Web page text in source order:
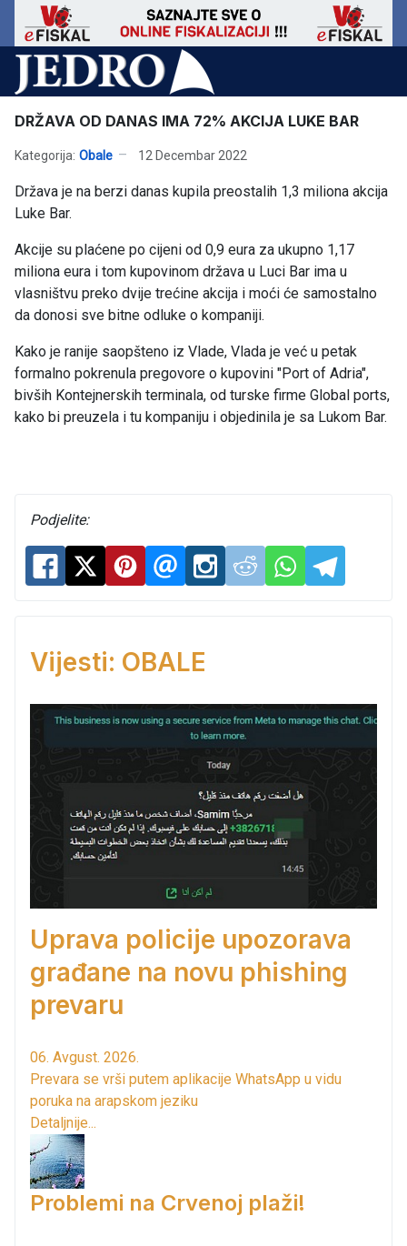
DRŽAVA OD DANAS IMA 72% AKCIJA LUKE BAR
Kategorija: Obale 12 Decembar 2022
Država je na berzi danas kupila preostalih 1,3 miliona akcija
Luke Bar.
Akcije su plaćene po cijeni od 0,9 eura za ukupno 1,17
miliona eura i tom kupovinom država u Luci Bar ima u
vlasništvu preko dvije trećine akcija i moći će samostalno
da donosi sve bitne odluke o kompaniji.
Kako je ranije saopšteno iz Vlade, Vlada je već u petak
formalno pokrenula pregovore o kupovini "Port of Adria",
bivših Kontejnerskih terminala, od turske firme Global ports,
kako bi preuzela i tu kompaniju i objedinila je sa Lukom Bar.
Podjelite:
Vijesti: OBALE
Uprava policije upozorava
građane na novu phishing
prevaru
06. Avgust. 2026.
Prevara se vrši putem aplikacije WhatsApp u vidu
poruka na arapskom jeziku
Detaljnije...
Problemi na Crvenoj plaži!